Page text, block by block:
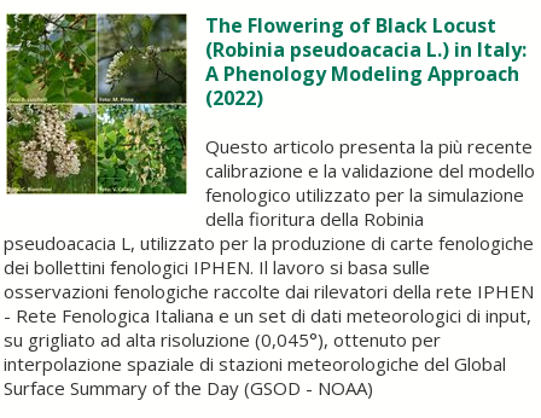
The Flowering of Black Locust
(Robinia pseudoacacia L.) in Italy:
A Phenology Modeling Approach
(2022)
Questo articolo presenta la più recente
calibrazione e la validazione del modello
fenologico utilizzato per la simulazione
della fioritura della Robinia
pseudoacacia L, utilizzato per la produzione di carte fenologiche
dei bollettini fenologici IPHEN. Il lavoro si basa sulle
osservazioni fenologiche raccolte dai rilevatori della rete IPHEN
- Rete Fenologica Italiana e un set di dati meteorologici di input,
su grigliato ad alta risoluzione (0,045°), ottenuto per
interpolazione spaziale di stazioni meteorologiche del Global
Surface Summary of the Day (GSOD - NOAA)